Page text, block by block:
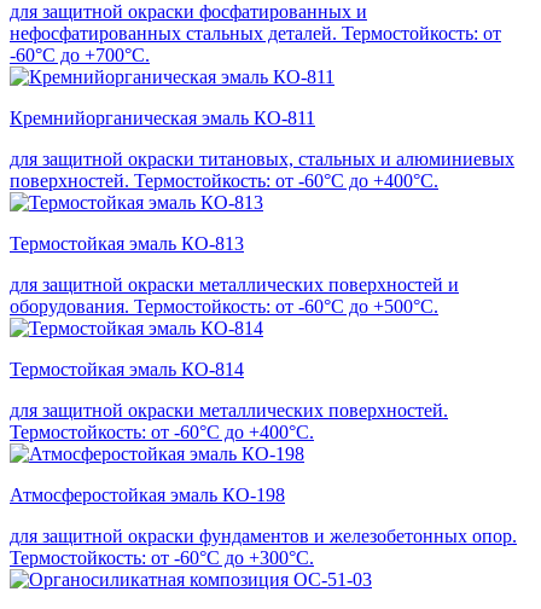
для защитной окраски фосфатированных и
нефосфатированных стальных деталей. Термостойкость: от
-60°С до +700°С.
Кремнийорганическая эмаль КО-811
для защитной окраски титановых, стальных и алюминиевых
поверхностей. Термостойкость: от -60°С до +400°С.
Термостойкая эмаль КО-813
для защитной окраски металлических поверхностей и
оборудования. Термостойкость: от -60°С до +500°С.
Термостойкая эмаль КО-814
для защитной окраски металлических поверхностей.
Термостойкость: от -60°С до +400°С.
Атмосферостойкая эмаль КО-198
для защитной окраски фундаментов и железобетонных опор.
Термостойкость: от -60°С до +300°С.